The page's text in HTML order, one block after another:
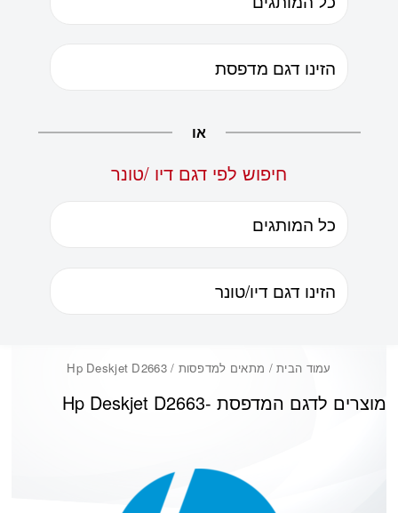
או
חיפוש לפי דגם דיו /טונר
עמוד הבית/ מתאים למדפסות / Hp Deskjet D2663
Hp Deskjet D2663מוצרים לדגם המדפסת -